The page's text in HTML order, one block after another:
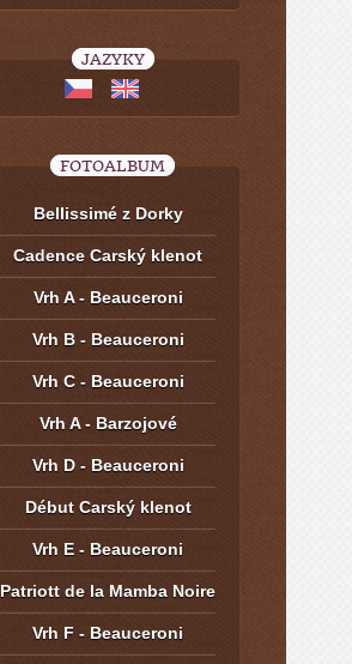
JAZYKY
FOTOALBUM
Bellissimé z Dorky
Cadence Carský klenot
Vrh A - Beauceroni
Vrh B - Beauceroni
Vrh C - Beauceroni
Vrh A - Barzojové
Vrh D - Beauceroni
Début Carský klenot
Vrh E - Beauceroni
Patriott de la Mamba Noire
Vrh F - Beauceroni